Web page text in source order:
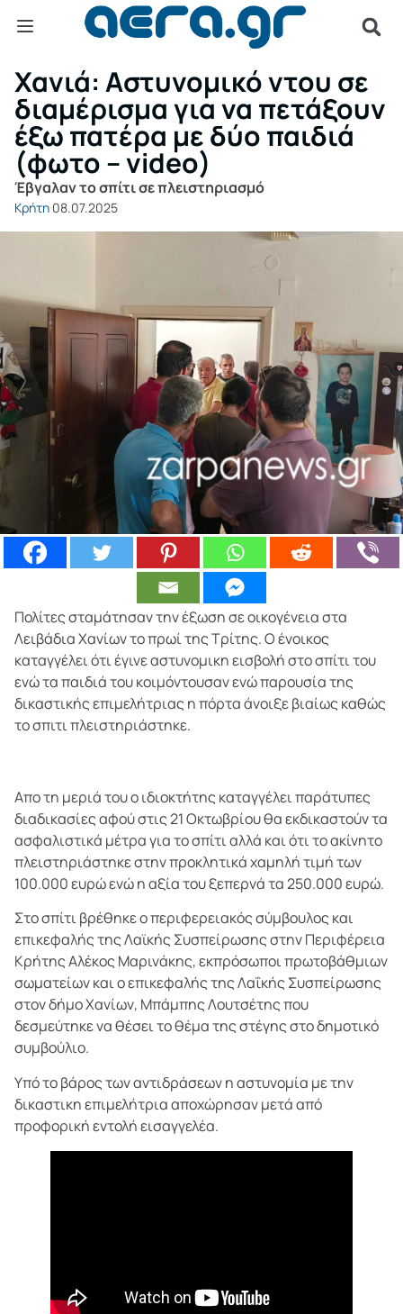
Χανιά: Αστυνομικό ντου σε
διαμέρισμα για να πετάξουν
έξω πατέρα με δύο παιδιά
(φωτο – video)
Έβγαλαν το σπίτι σε πλειστηριασμό
Κρήτη 08.07.2025
Πολίτες σταμάτησαν την έξωση σε οικογένεια στα
Λειβάδια Χανίων το πρωί της Τρίτης. Ο ένοικος
καταγγέλει ότι έγινε αστυνομικη εισβολή στο σπίτι του
ενώ τα παιδιά του κοιμόντουσαν ενώ παρουσία της
δικαστικής επιμελήτριας η πόρτα άνοιξε βιαίως καθώς
το σπιτι πλειστηριάστηκε.
Απο τη μεριά του ο ιδιοκτήτης καταγγέλει παράτυπες
διαδικασίες αφού στις 21 Οκτωβρίου θα εκδικαστούν τα
ασφαλιστικά μέτρα για το σπίτι αλλά και ότι το ακίνητο
πλειστηριάστηκε στην προκλητικά χαμηλή τιμή των
100.000 ευρώ ενώ η αξία του ξεπερνά τα 250.000 ευρώ.
Στο σπίτι βρέθηκε ο περιφερειακός σύμβουλος και
επικεφαλής της Λαϊκής Συσπείρωσης στην Περιφέρεια
Κρήτης Αλέκος Μαρινάκης, εκπρόσωποι πρωτοβάθμιων
σωματείων και ο επικεφαλής της Λαΐκής Συσπείρωσης
στον δήμο Χανίων, Μπάμπης Λουτσέτης που
δεσμεύτηκε να θέσει το θέμα της στέγης στο δημοτικό
συμβούλιο.
Υπό το βάρος των αντιδράσεων η αστυνομία με την
δικαστικη επιμελήτρια αποχώρησαν μετά από
προφορική εντολή εισαγγελέα.